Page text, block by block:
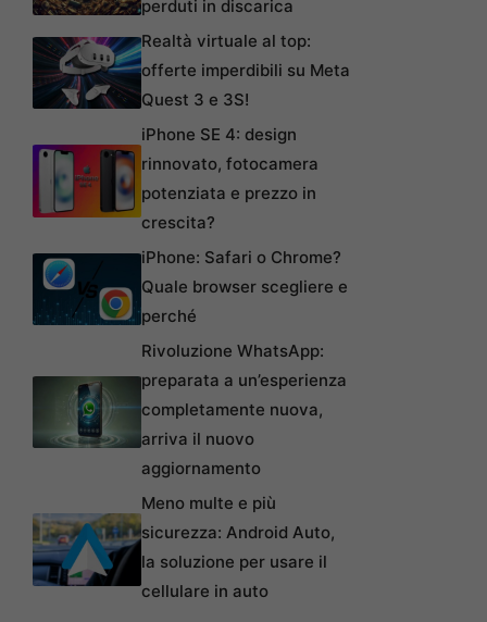
perduti in discarica
Realtà virtuale al top:
offerte imperdibili su Meta
Quest 3 e 3S!
iPhone SE 4: design
rinnovato, fotocamera
potenziata e prezzo in
crescita?
iPhone: Safari o Chrome?
Quale browser scegliere e
perché
Rivoluzione WhatsApp:
preparata a un’esperienza
completamente nuova,
arriva il nuovo
aggiornamento
Meno multe e più
sicurezza: Android Auto,
la soluzione per usare il
cellulare in auto